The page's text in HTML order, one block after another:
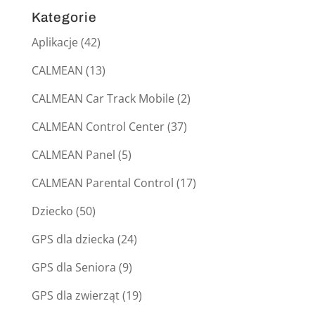
Kategorie
Aplikacje(42)
CALMEAN (13)
CALMEAN Car Track Mobile(2)
CALMEAN Control Center(37)
CALMEAN Panel (5)
CALMEAN Parental Control (17)
Dziecko (50)
GPS dla dziecka (24)
GPS dla Seniora (9)
GPS dla zwierząt(19)